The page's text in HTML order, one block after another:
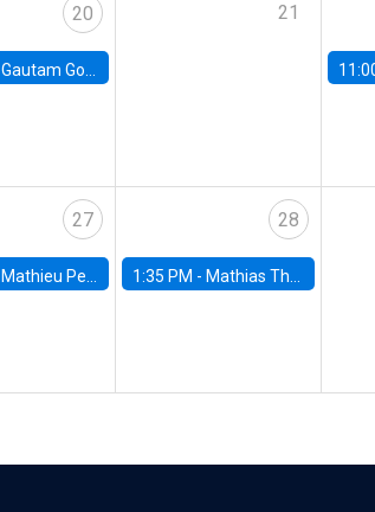
20
Gautam Gowrisankaran, Columbia University
21
27
Mathieu Pedemonte, IDB
28
1:35 PM - Mathias Thoenig, University of Lausanne